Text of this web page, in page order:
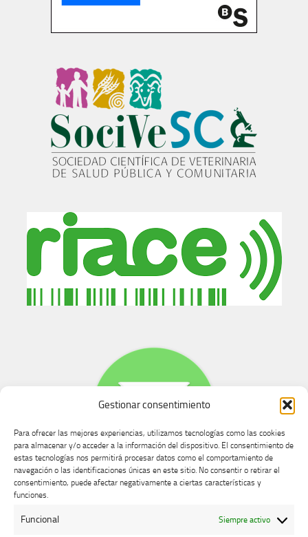
Gestionar consentimiento
Para ofrecer las mejores experiencias, utilizamos tecnologías como las cookies
para almacenar y/o acceder a la información del dispositivo. El consentimiento de
estas tecnologías nos permitirá procesar datos como el comportamiento de
navegación o las identificaciones únicas en este sitio. No consentir o retirar el
consentimiento, puede afectar negativamente a ciertas características y
funciones.
Funcional Siempre activo
Buzón de dudas, quejas y sugerencias